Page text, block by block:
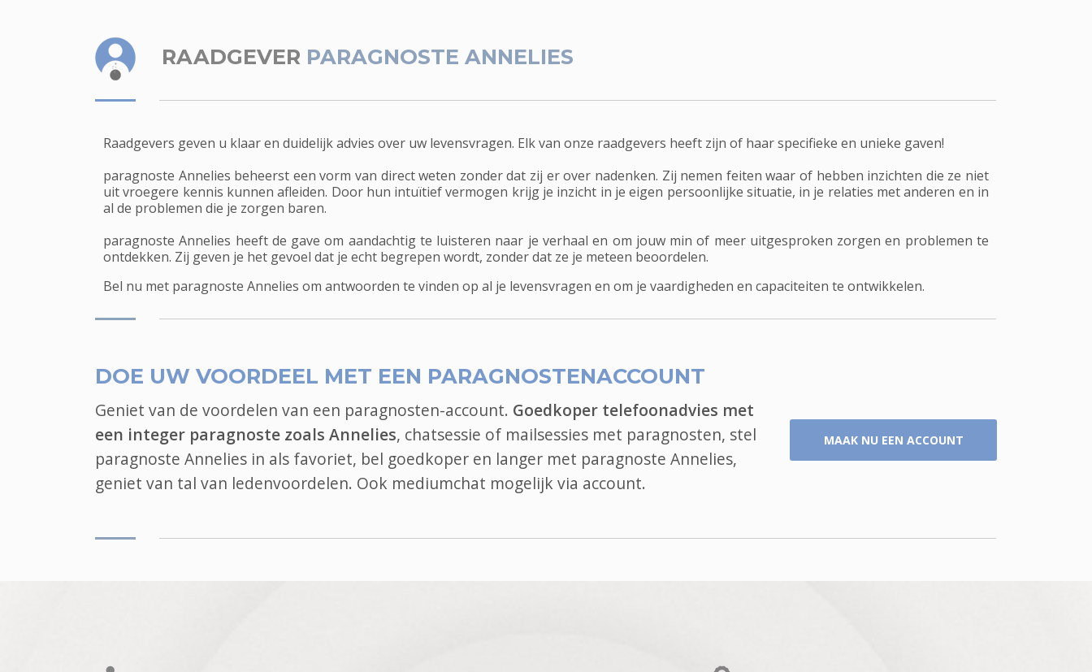
RAADGEVER PARAGNOSTE ANNELIES
Raadgevers geven u klaar en duidelijk advies over uw levensvragen. Elk van onze raadgevers heeft zijn of haar specifieke en unieke gaven!
paragnoste Annelies beheerst een vorm van direct weten zonder dat zij er over nadenken. Zij nemen feiten waar of hebben inzichten die ze niet
uit vroegere kennis kunnen afleiden. Door hun intuïtief vermogen krijg je inzicht in je eigen persoonlijke situatie, in je relaties met anderen en in
al de problemen die je zorgen baren.
paragnoste Annelies heeft de gave om aandachtig te luisteren naar je verhaal en om jouw min of meer uitgesproken zorgen en problemen te
ontdekken. Zij geven je het gevoel dat je echt begrepen wordt, zonder dat ze je meteen beoordelen.
Bel nu met paragnoste Annelies om antwoorden te vinden op al je levensvragen en om je vaardigheden en capaciteiten te ontwikkelen.
DOE UW VOORDEEL MET EEN PARAGNOSTENACCOUNT
Geniet van de voordelen van een paragnosten-account. Goedkoper telefoonadvies met
een integer paragnoste zoals Annelies, chatsessie of mailsessies met paragnosten, stel
paragnoste Annelies in als favoriet, bel goedkoper en langer met paragnoste Annelies,
geniet van tal van ledenvoordelen. Ook mediumchat mogelijk via account.
MAAK NU EEN ACCOUNT